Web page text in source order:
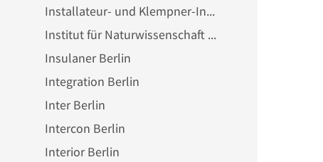
Installateur- und Klempner-Innung Berlin
Institut für Naturwissenschaft Berlin
Insulaner Berlin
Integration Berlin
Inter Berlin
Intercon Berlin
Interior Berlin